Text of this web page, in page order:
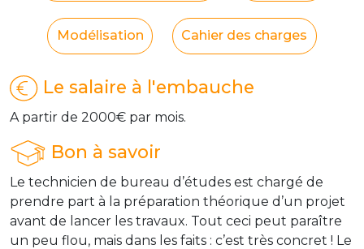
Modélisation Cahier des charges
Le salaire à l'embauche
A partir de 2000€ par mois.
Bon à savoir
Le technicien de bureau d’études est chargé de
prendre part à la préparation théorique d’un projet
avant de lancer les travaux. Tout ceci peut paraître
un peu flou, mais dans les faits : c’est très concret ! Le